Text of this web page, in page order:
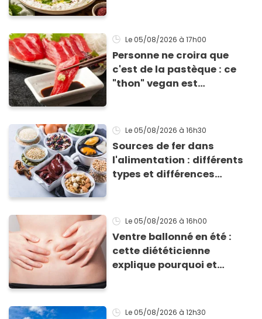
grillades
Le 05/08/2026 à 17h00
Personne ne croira que
c'est de la pastèque : ce
"thon" vegan est
Le 05/08/2026 à 16h30
Sources de fer dans
l'alimentation : différents
types et différences
Le 05/08/2026 à 16h00
Ventre ballonné en été :
cette diététicienne
explique pourquoi et
Le 05/08/2026 à 12h30